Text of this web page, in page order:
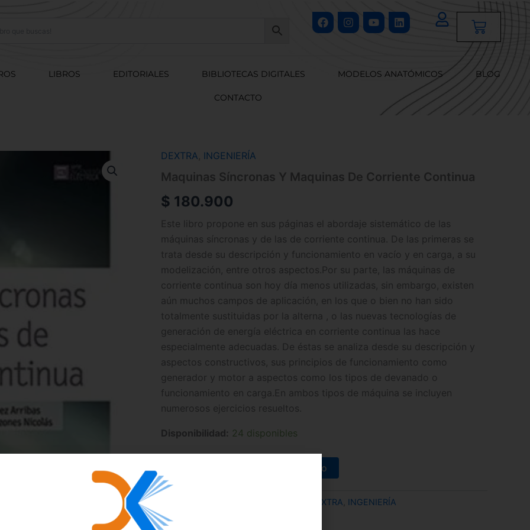
FacebookInstagram
YoutubeLinkedin
Cart
LIBROS EDITORIALES BIBLIOTECAS DIGITALES MODELOS ANATÓMICOS BLOG
CONTACTO
DEXTRA, INGENIERÍA
Maquinas Síncronas Y Maquinas De Corriente Continua
$ 180.900
Este libro propone en sus páginas el abordaje sistemático de las
máquinas síncronas y de las de corriente continua. De las primeras se
trata desde su descripción y funcionamiento en vacío y en carga, a su
modelización, entre otros aspectos.Por su parte, las máquinas de
corriente continua son hoy día menos utilizadas, sin embargo, existen
aún muchos campos de aplicación, en los que o bien no han sido
totalmente sustituidas por la alterna , o las nuevas tecnologías de
generación de energía eléctrica en corriente continua las hace
especialmente adecuadas. De éstas se analiza desde su descripción y
aspectos constructivos, sus principios de funcionamiento como
generador y motor a aspectos como los tipos de devanado o
funcionamiento en carga.En ambos tipos de máquina se incluyen
numerosos ejercicios resueltos.
Disponibilidad: 24 disponibles
Maquinas
Y
De
Continua
cantidad
Añadir al carrito
DEXTRA INGENIERÍA